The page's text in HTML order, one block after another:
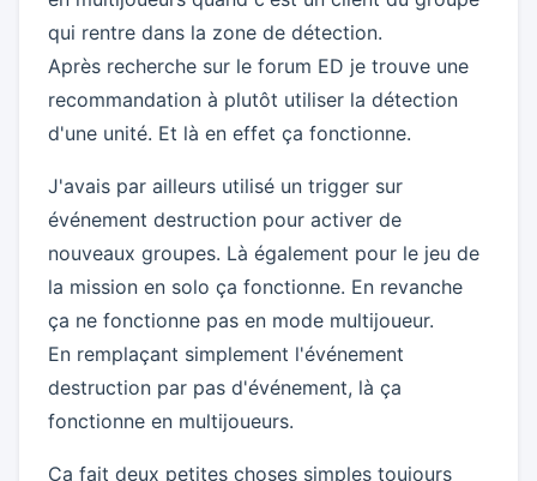
qui rentre dans la zone de détection.
Après recherche sur le forum ED je trouve une
recommandation à plutôt utiliser la détection
d'une unité. Et là en effet ça fonctionne.
J'avais par ailleurs utilisé un trigger sur
événement destruction pour activer de
nouveaux groupes. Là également pour le jeu de
la mission en solo ça fonctionne. En revanche
ça ne fonctionne pas en mode multijoueur.
En remplaçant simplement l'événement
destruction par pas d'événement, là ça
fonctionne en multijoueurs.
Ça fait deux petites choses simples toujours